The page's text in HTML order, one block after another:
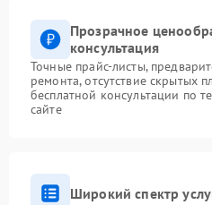
Прозрачное
консультация
Точные прайс-листы,
ремонта, отсутствие скрытых
бесплатной консультации по
сайте
Широкий спектр